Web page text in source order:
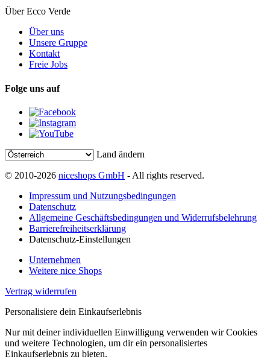
Über Ecco Verde
Über uns
Unsere Gruppe
Kontakt
Freie Jobs
Folge uns auf
Land ändern
© 2010-2026 niceshops GmbH - All rights reserved.
Impressum und Nutzungsbedingungen
Datenschutz
Allgemeine Geschäftsbedingungen und Widerrufsbelehrung
Barrierefreiheitserklärung
Datenschutz-Einstellungen
Unternehmen
Weitere nice Shops
Vertrag widerrufen
Personalisiere dein Einkaufserlebnis
Nur mit deiner individuellen Einwilligung verwenden wir Cookies
und weitere Technologien, um dir ein personalisiertes
Einkaufserlebnis zu bieten.